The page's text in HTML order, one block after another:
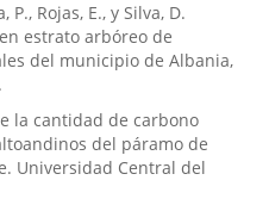
Rojas, E., y Silva, D.
estrato arbóreo de
del municipio de Albania,
la cantidad de carbono
del páramo de
Universidad Central del